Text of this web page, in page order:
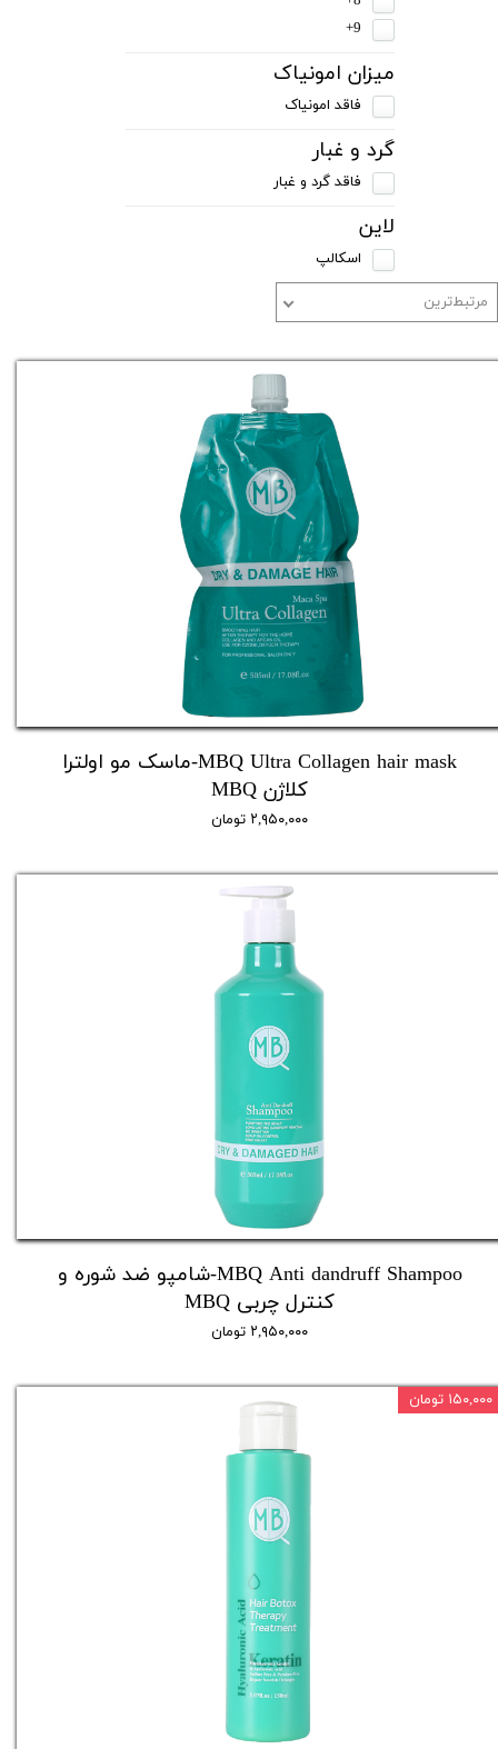
9+
میزان امونیاک
فاقد امونیاک
گرد و غبار
فاقد گرد و غبار
لاین
اسکالپ
مرتبط‌ترین
MBQ Ultra Collagen hair mask-ماسک مو اولترا
کلاژن MBQ
۲,۹۵۰,۰۰۰ تومان
MBQ Anti dandruff Shampoo-شامپو ضد شوره و
کنترل چربی MBQ
۲,۹۵۰,۰۰۰ تومان
۱۵۰,۰۰۰ تومان